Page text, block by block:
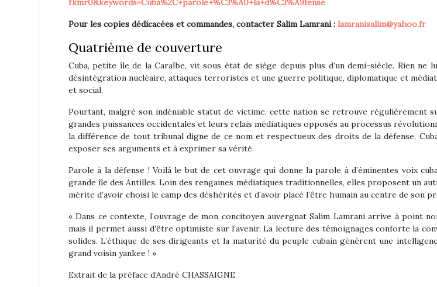
fkmr0&keywords=Cuba%2C+parole+%C3%A0+la+d%C3%A9fense
Pour les copies dédicacées et commandes, contacter Salim Lamrani : lamranisalim@yahoo.fr
Quatrième de couverture
Cuba, petite île de la Caraïbe, vit sous état de siège depuis plus d’un demi-siècle. Rien ne
désintégration nucléaire, attaques terroristes et une guerre politique, diplomatique et
et social.
Pourtant, malgré son indéniable statut de victime, cette nation se retrouve régulièrement
grandes puissances occidentales et leurs relais médiatiques opposés au processus
la différence de tout tribunal digne de ce nom et respectueux des droits de la défense,
exposer ses arguments et à exprimer sa vérité.
Parole à la défense ! Voilà le but de cet ouvrage qui donne la parole à d’éminentes voix
grande île des Antilles. Loin des rengaines médiatiques traditionnelles, elles proposent un
mérite d’avoir choisi le camp des déshérités et d’avoir placé l’être humain au centre de son
« Dans ce contexte, l’ouvrage de mon concitoyen auvergnat Salim Lamrani arrive à point
mais il permet aussi d’être optimiste sur l’avenir. La lecture des témoignages conforte la
solides. L’éthique de ses dirigeants et la maturité du peuple cubain génèrent une
grand voisin yankee ! »
Extrait de la préface d’André CHASSAIGNE